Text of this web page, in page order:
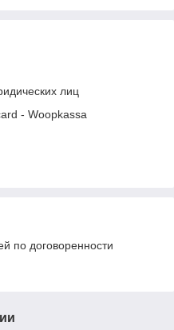
лиц
- Woopkassa
по договоренности